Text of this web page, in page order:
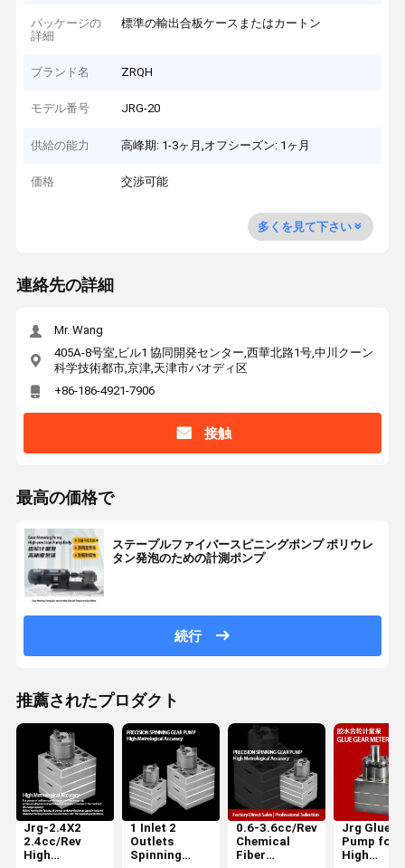
パッケージの
詳細
標準の輸出合板ケースまたはカートン
ブランド名 ZRQH
モデル番号 JRG-20
供給の能力 高峰期: 1-3ヶ月,オフシーズン: 1ヶ月
価格 交渉可能
多くを見て下さい
連絡先の詳細
Mr. Wang
405A-8号室,ビル1 協同開発センター,西華北路1号,中川クーン
科学技術都市,京津,天津市バオディ区
+86-186-4921-7906
接触
最高の価格で
ステープルファイバースピニングポンプ ポリウレ
タン発泡のための計測ポンプ
続行
推薦されたプロダクト
Jrg-2.4X2
2.4cc/Rev
High
1 Inlet 2
Outlets
Spinning
0.6-3.6cc/Rev
Chemical
Fiber
Jrg Glue
Pump for
High